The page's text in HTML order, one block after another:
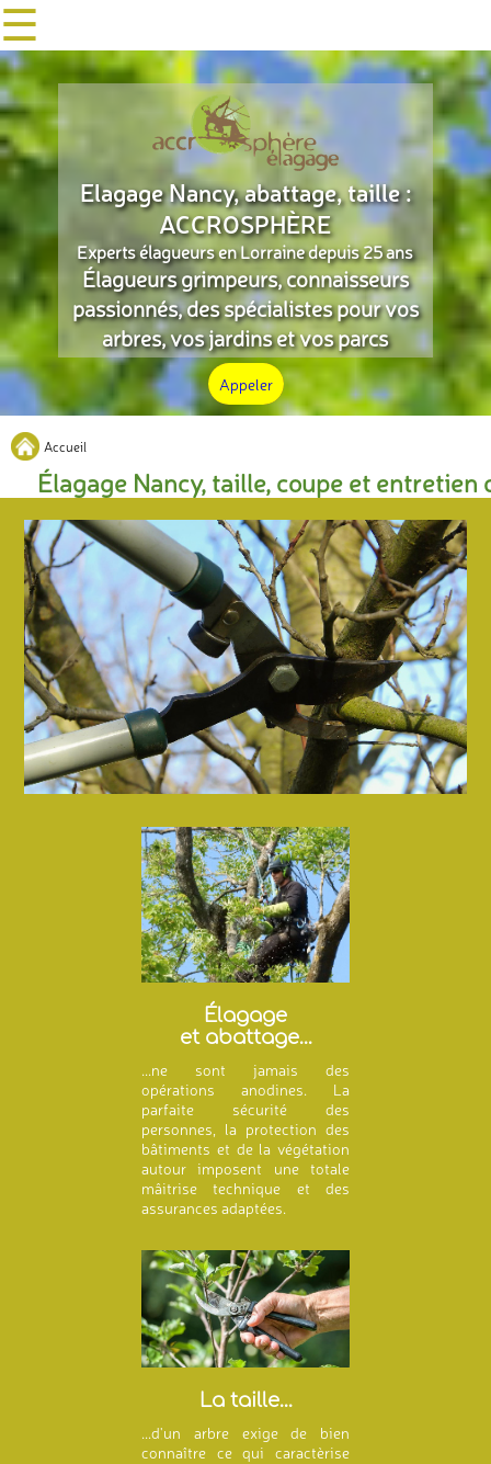
☰
Elagage Nancy, abattage, taille :
ACCROSPHÈRE
Experts élagueurs en Lorraine depuis 25 ans
Élagueurs grimpeurs, connaisseurs
passionnés, des spécialistes pour vos
arbres, vos jardins et vos parcs
Appeler
Accueil
Nancy, taille, coupe et entretien des
Élagage
et abattage...
...ne sont jamais des
opérations anodines. La
parfaite sécurité des
personnes, la protection des
bâtiments et de la végétation
autour imposent une totale
mâitrise technique et des
assurances adaptées.
La taille...
...d'un arbre exige de bien
connaître ce qui caractèrise